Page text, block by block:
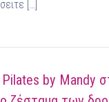
[…]
Pilates by Mandy